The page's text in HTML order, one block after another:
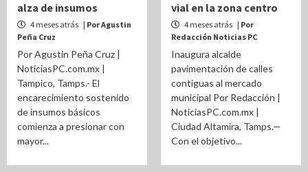
alza de insumos
4 meses atrás | Por Agustin
Peña Cruz
Por Agustin Peña Cruz |
NoticiasPC.com.mx |
Tampico, Tamps.- El
encarecimiento sostenido
de insumos básicos
comienza a presionar con
mayor...
vial en la zona centro
4 meses atrás | Por
Redacción Noticias PC
Inaugura alcalde
pavimentación de calles
contiguas al mercado
municipal Por Redacción |
NoticiasPC.com.mx |
Ciudad Altamira, Tamps.—
Con el objetivo...